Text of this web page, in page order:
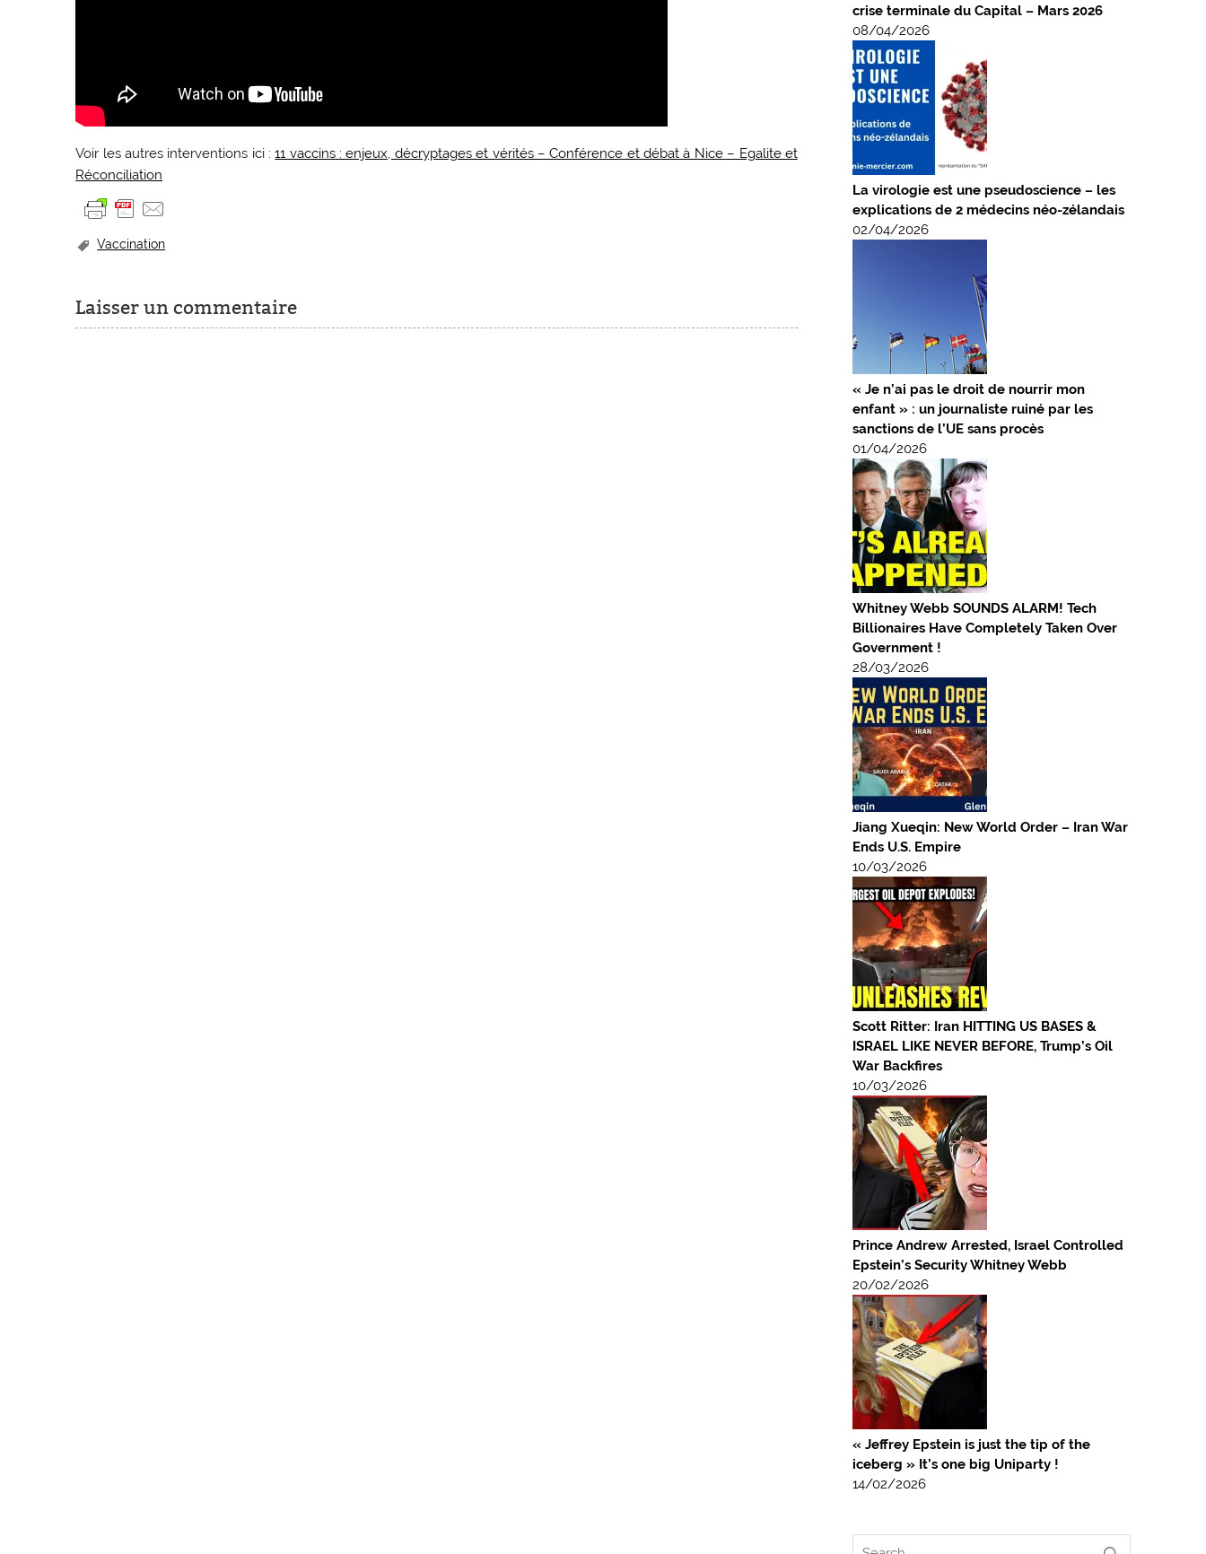
Voir les autres interventions ici :11 vaccins : enjeux, décryptages et vérités – Conférence et débat à Nice – Egalite et
Réconciliation
Vaccination
Laisser un commentaire
crise terminale du Capital – Mars 2026
08/04/2026
La virologie est une pseudoscience – les
explications de 2 médecins néo-zélandais
02/04/2026
« Je n’ai pas le droit de nourrir mon
enfant » : un journaliste ruiné par les
sanctions de l’UE sans procès
01/04/2026
Whitney Webb SOUNDS ALARM! Tech
Billionaires Have Completely Taken Over
Government !
28/03/2026
Jiang Xueqin: New World Order – Iran War
Ends U.S. Empire
10/03/2026
Scott Ritter: Iran HITTING US BASES &
ISRAEL LIKE NEVER BEFORE, Trump’s Oil
War Backfires
10/03/2026
Prince Andrew Arrested, Israel Controlled
Epstein’s Security Whitney Webb
20/02/2026
« Jeffrey Epstein is just the tip of the
iceberg » It’s one big Uniparty !
14/02/2026